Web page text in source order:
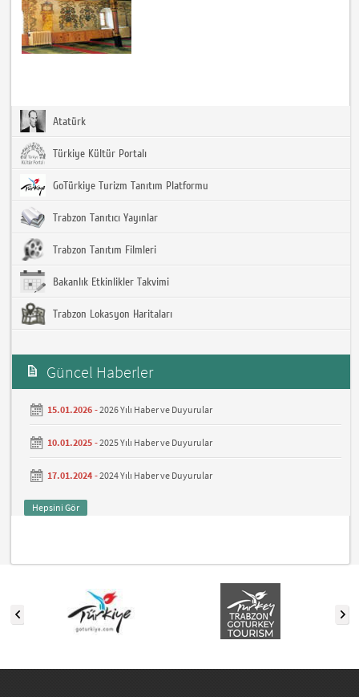
Atatürk
Türkiye Kültür Portalı
GoTürkiye Turizm Tanıtım Platformu
Trabzon Tanıtıcı Yayınlar
Trabzon Tanıtım Filmleri
Bakanlık Etkinlikler Takvimi
Trabzon Lokasyon Haritaları
Güncel Haberler
15.01.2026 -2026 Yılı Haber ve Duyurular
10.01.2025 -2025 Yılı Haber ve Duyurular
17.01.2024 -2024 Yılı Haber ve Duyurular
Hepsini Gör